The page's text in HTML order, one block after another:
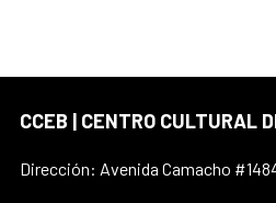
CCEB | CENTRO CULTURAL
Dirección: Avenida Camacho